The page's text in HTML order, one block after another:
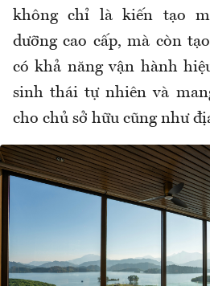
không chỉ là kiến tạo
dưỡng cao cấp, mà còn
có khả năng vận hành
sinh thái tự nhiên và
cho chủ sở hữu cũng như